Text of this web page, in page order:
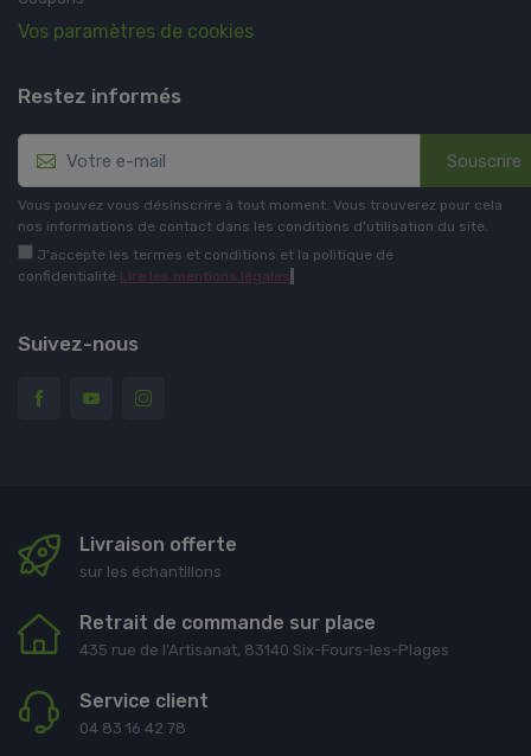
Vos paramètres de cookies
Restez informés
Souscrire
Vous pouvez vous désinscrire à tout moment. Vous trouverez pour cela
nos informations de contact dans les conditions d'utilisation du site.
J'accepte les termes et conditions et la politique de
confidentialité Lire les mentions légales.
Suivez-nous
Livraison offerte
sur les échantillons
Retrait de commande sur place
435 rue de l'Artisanat, 83140 Six-Fours-les-Plages
Service client
04 83 16 42 78